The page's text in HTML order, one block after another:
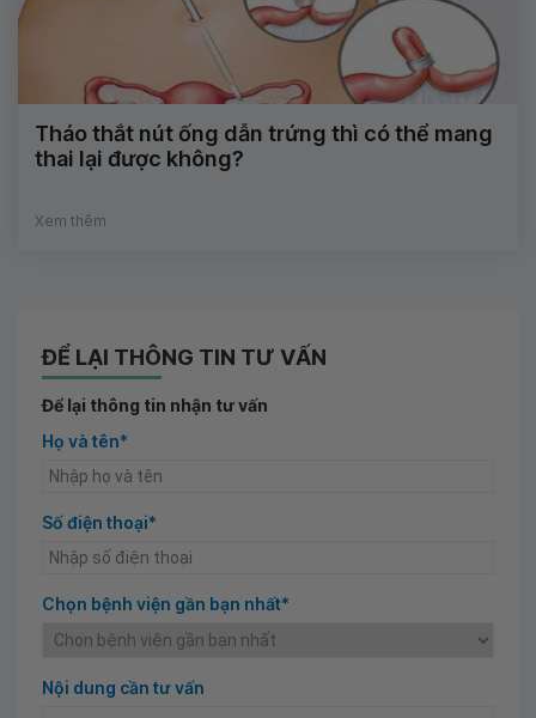
Tháo thắt nút ống dẫn trứng thì có thể mang
thai lại được không?
Xem thêm
ĐỂ LẠI THÔNG TIN TƯ VẤN
Để lại thông tin nhận tư vấn
Họ và tên*
Số điện thoại*
Chọn bệnh viện gần bạn nhất*
Nội dung cần tư vấn